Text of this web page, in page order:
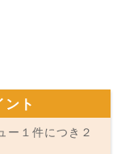
ント
ー１件につき２